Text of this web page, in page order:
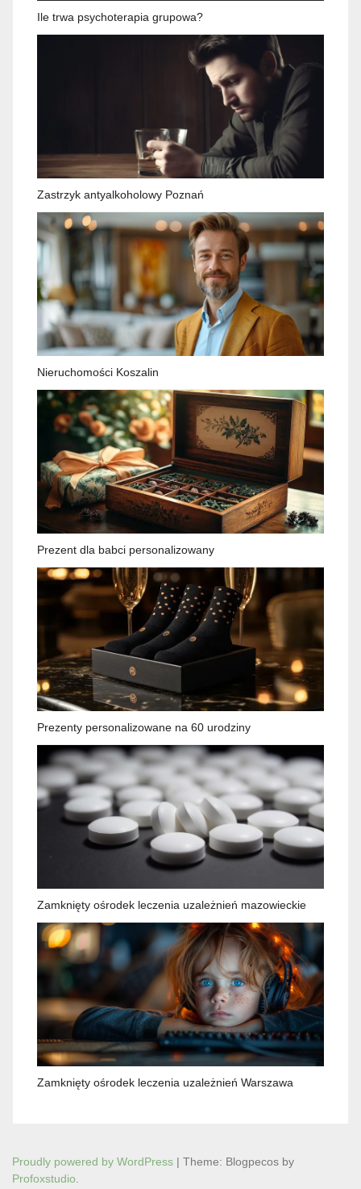
Ile trwa psychoterapia grupowa?
Zastrzyk antyalkoholowy Poznań
Nieruchomości Koszalin
Prezent dla babci personalizowany
Prezenty personalizowane na 60 urodziny
Zamknięty ośrodek leczenia uzależnień mazowieckie
Zamknięty ośrodek leczenia uzależnień Warszawa
Proudly powered by WordPress | Theme: Blogpecos by
Profoxstudio